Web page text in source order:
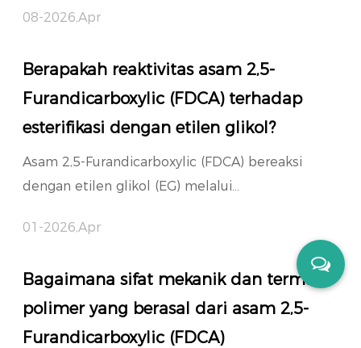
08-2026,Apr
Berapakah reaktivitas asam 2,5-
Furandicarboxylic (FDCA) terhadap
esterifikasi dengan etilen glikol?
Asam 2,5-Furandicarboxylic (FDCA) bereaksi
dengan etilen glikol (EG) melalui...
01-2026,Apr
Bagaimana sifat mekanik dan termal
polimer yang berasal dari asam 2,5-
Furandicarboxylic (FDCA)